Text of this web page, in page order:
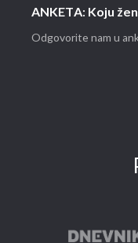
ANKETA: Koju
Odgovorite nam u